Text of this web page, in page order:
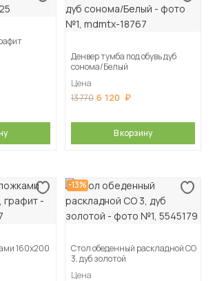
Денвер тумба под обувь дуб
сонома/Белый
Цена
13 770 6 120
В корзину
160х200
-13%
Стол обеденный раскладной СО
3, дуб золотой
Цена